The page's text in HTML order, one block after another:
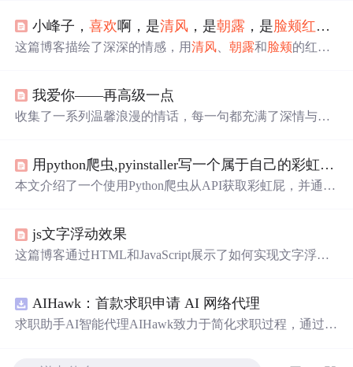
小峰子，喜欢啊，是清风 ，是朝露 ，是脸颊红红
这篇博客描绘了深深的情感，用清风 、朝露和 脸颊的红晕
我爱你——再高级一点
收集了一系列温馨浪漫的情话，每一句都充满了深情与爱
用python爬虫,pyinstaller写一个属于自己的彩虹屁生成器！（链接在文末自取）
本文介绍了一个使用Python爬虫从API获取彩虹屁，并通过
js文字浮动效果
这篇博客通过HTML和JavaScript展示了如何实现文字浮动
在页面上随机飘动的视觉效果。此外，文中还包含了对CS
S样式和JavaScript事件监听的运用，增加了互动性和趣味
AIHawk：首款求职申请 AI 网络代理
求职助手AI智能代理AIHawk致力于简化求职过程，通过自